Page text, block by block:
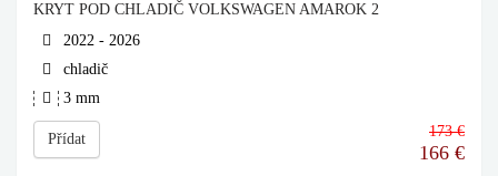
KRYT POD CHLADIČ VOLKSWAGEN AMAROK 2
2022 - 2026
chladič
3 mm
Přídat 173 €
166 €